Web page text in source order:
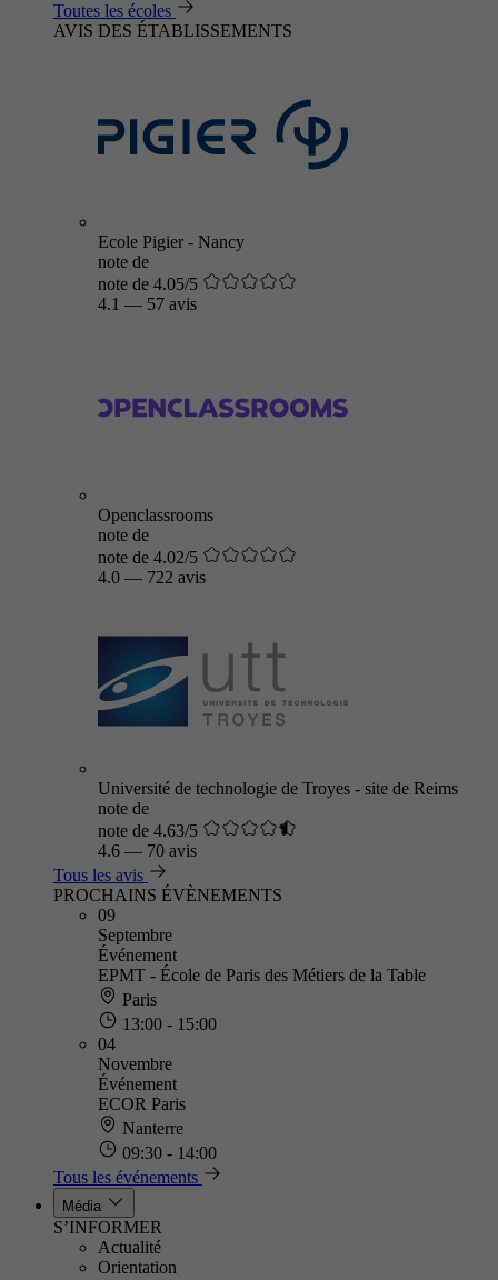
Toutes les écoles
AVIS DES ÉTABLISSEMENTS
Ecole Pigier - Nancy
note de
note de 4.05/5
4.1 — 57 avis
Openclassrooms
note de
note de 4.02/5
4.0 — 722 avis
Université de technologie de Troyes - site de Reims
note de
note de 4.63/5
4.6 — 70 avis
Tous les avis
PROCHAINS ÉVÈNEMENTS
09
Septembre
Événement
EPMT - École de Paris des Métiers de la Table
Paris
13:00 - 15:00
04
Novembre
Événement
ECOR Paris
Nanterre
09:30 - 14:00
Tous les événements
Média
S’INFORMER
Actualité
Orientation